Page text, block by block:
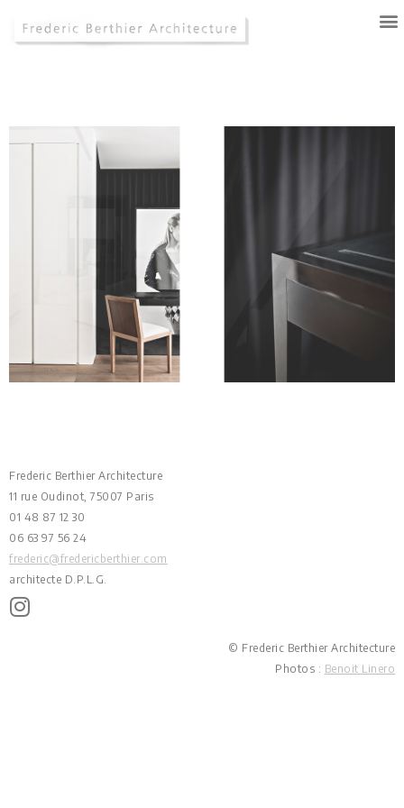
Frederic Berthier Architecture
11 rue Oudinot, 75007 Paris
01 48 87 12 30
06 63 97 56 24
frederic@fredericberthier.com
architecte D.P.L.G.
© Frederic Berthier Architecture
Photos : Benoit Linero